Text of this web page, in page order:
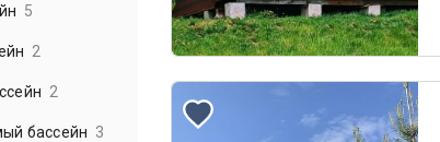
5
2
2
бассейн 3